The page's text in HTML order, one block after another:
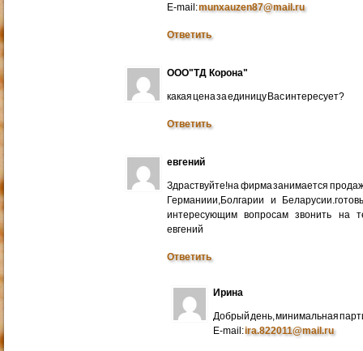
E-mail:munxauzen87@mail.ru
Ответить
ООО"ТД Корона"
какая цена за единицу Вас интересует?
Ответить
евгений
Здраствуйте!на фирма занимается
Германиии,Болгарии и
интересующим вопросам звонить на
евгений
Ответить
Ирина
Добрый день, минимальная
E-mail:ira.822011@mail.ru